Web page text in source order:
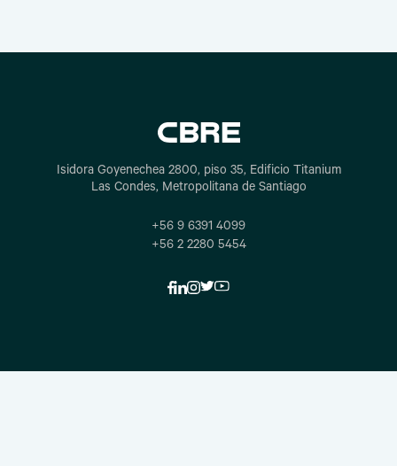
Isidora Goyenechea 2800, piso 35, Edificio Titanium
Las Condes, Metropolitana de Santiago
+56 9 6391 4099
+56 2 2280 5454